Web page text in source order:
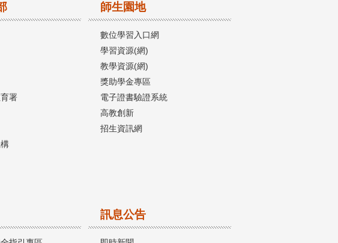
署
師生園地
數位學習入口網
學習資源(網)
教學資源(網)
獎助學金專區
電子證書驗證系統
高教創新
招生資訊網
訊息公告